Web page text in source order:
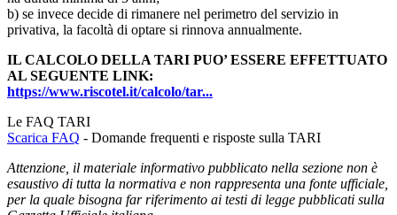
b) se invece decide di rimanere nel perimetro del servizio in
privativa, la facoltà di optare si rinnova annualmente.
IL CALCOLO DELLA TARI PUO’ ESSERE EFFETTUATO
AL SEGUENTE LINK:
https://www.riscotel.it/calcolo/tar...
Le FAQ TARI
Scarica FAQ - Domande frequenti e risposte sulla TARI
Attenzione, il materiale informativo pubblicato nella sezione non è
esaustivo di tutta la normativa e non rappresenta una fonte ufficiale,
per la quale bisogna far riferimento ai testi di legge pubblicati sulla